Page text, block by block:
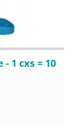
1 cxs = 10